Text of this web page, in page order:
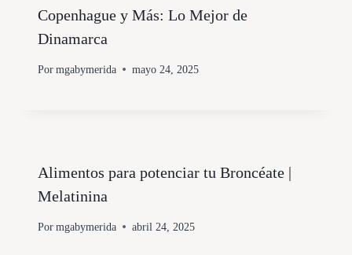
Copenhague y Más: Lo Mejor de
Dinamarca
Por mgabymerida mayo 24, 2025
Alimentos para potenciar tu Broncéate |
Melatinina
Por mgabymerida abril 24, 2025